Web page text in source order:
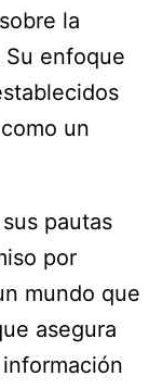
la
enfoque
un
pautas
por
mundo que
asegura